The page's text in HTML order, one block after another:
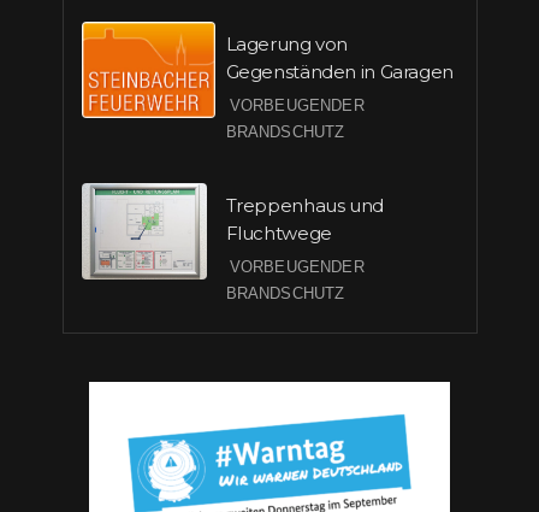
Lagerung von
Gegenständen in Garagen
VORBEUGENDER
BRANDSCHUTZ
Treppenhaus und
Fluchtwege
VORBEUGENDER
BRANDSCHUTZ